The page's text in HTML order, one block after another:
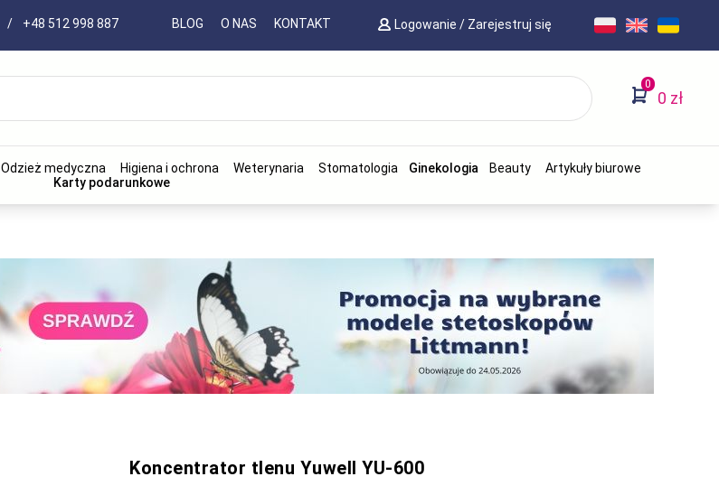
/ +48 512 998 887 BLOG O NAS KONTAKT Logowanie / Zarejestruj się
0
0 zł
Odzież medyczna Higiena i ochrona Weterynaria Stomatologia Ginekologia Beauty
Artykuły biurowe
Karty podarunkowe
Koncentrator tlenu Yuwell YU-600